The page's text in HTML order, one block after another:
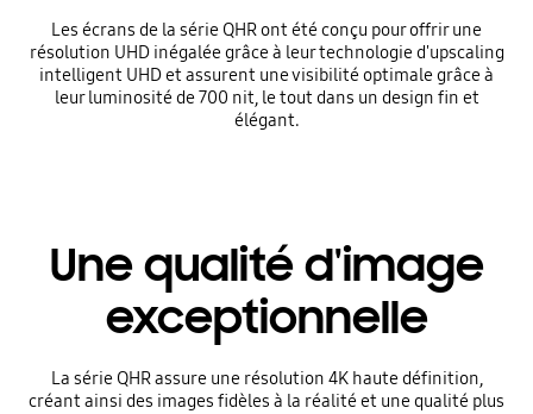
Les écrans de la série QHR ont été conçu pour offrir une
résolution UHD inégalée grâce à leur technologie d'upscaling
intelligent UHD et assurent une visibilité optimale grâce à
leur luminosité de 700 nit, le tout dans un design fin et
élégant.
Une qualité d'image
exceptionnelle
La série QHR assure une résolution 4K haute définition,
créant ainsi des images fidèles à la réalité et une qualité plus